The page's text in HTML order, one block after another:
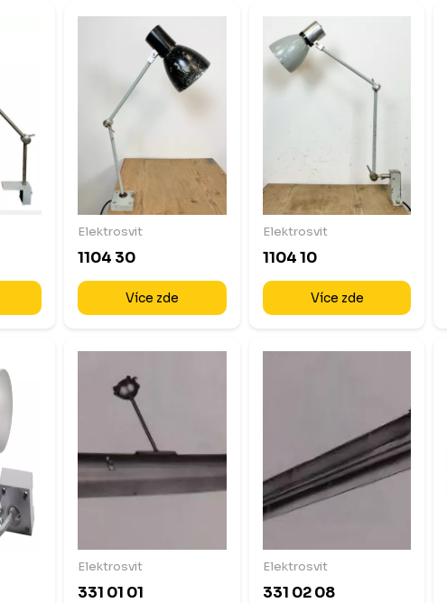
Elektrosvit
1104 30
Více zde
Elektrosvit
1104 10
Více zde
Elektrosvit
331 01 01
Elektrosvit
331 02 08